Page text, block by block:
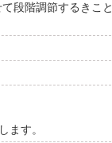
段階調節するきこと
ます。